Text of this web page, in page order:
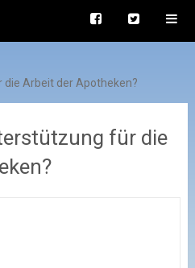
die Arbeit der Apotheken?
für die